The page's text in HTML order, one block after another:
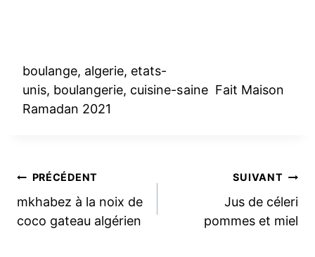
boulange, algerie, etats-
unis, boulangerie, cuisine-saine Fait Maison
Ramadan 2021
Navigation
de
PRÉCÉDENT
mkhabez à la noix de
coco gateau algérien
SUIVANT
Jus de céleri
pommes et miel